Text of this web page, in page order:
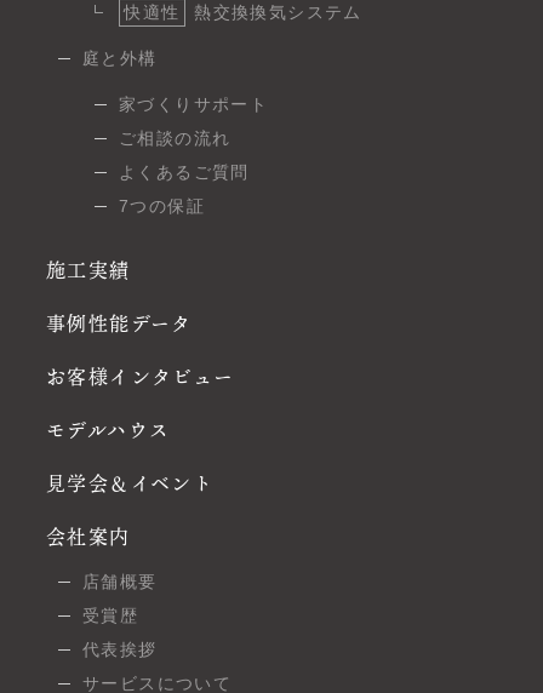
快適性
熱交換換気システム
庭と外構
家づくりサポート
ご相談の流れ
よくあるご質問
7つの保証
施工実績
事例性能データ
お客様インタビュー
モデルハウス
見学会＆イベント
会社案内
店舗概要
受賞歴
代表挨拶
サービスについて